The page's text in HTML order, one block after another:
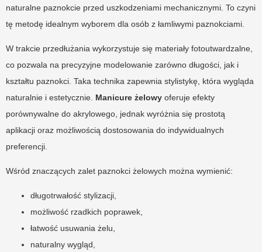
naturalne paznokcie przed uszkodzeniami mechanicznymi. To czyni
tę metodę idealnym wyborem dla osób z łamliwymi paznokciami.
W trakcie przedłużania wykorzystuje się materiały fotoutwardzalne,
co pozwala na precyzyjne modelowanie zarówno długości, jak i
kształtu paznokci. Taka technika zapewnia stylistykę, która wygląda
naturalnie i estetycznie. Manicure żelowy oferuje efekty
porównywalne do akrylowego, jednak wyróżnia się prostotą
aplikacji oraz możliwością dostosowania do indywidualnych
preferencji.
Wśród znaczących zalet paznokci żelowych można wymienić:
długotrwałość stylizacji,
możliwość rzadkich poprawek,
łatwość usuwania żelu,
naturalny wygląd,